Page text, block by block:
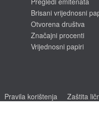
Brisani vrijednosni
Otvorena društva
Značajni procenti
Vrijednosni papiri
Pravila korištenja Zaštita